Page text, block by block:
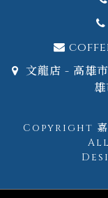
文龍店 - 高雄
Copyright 嘉